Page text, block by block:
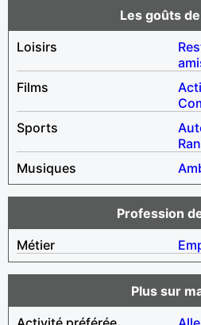
Les goûts
Loisirs
Films
Sports
Musiques
Profession
Métier
Plus sur